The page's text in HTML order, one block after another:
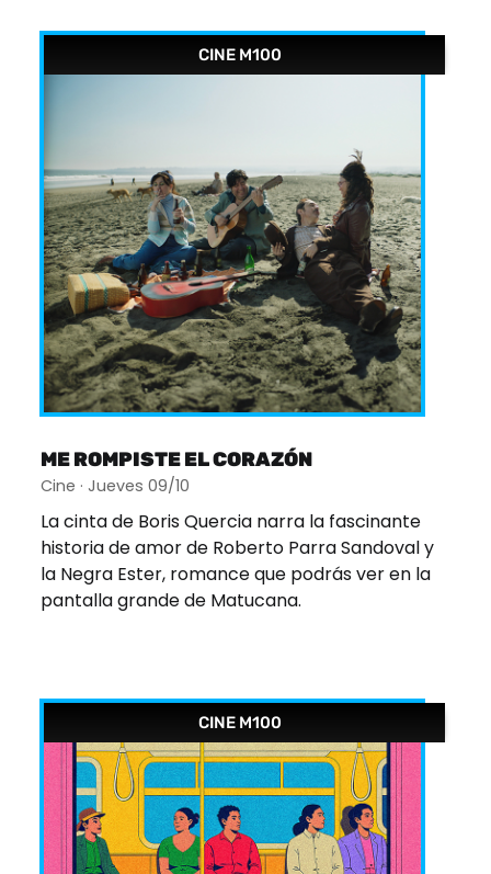
CINE M100
ME ROMPISTE EL CORAZÓN
Cine · Jueves 09/10
La cinta de Boris Quercia narra la fascinante
historia de amor de Roberto Parra Sandoval y
la Negra Ester, romance que podrás ver en la
pantalla grande de Matucana.
CINE M100